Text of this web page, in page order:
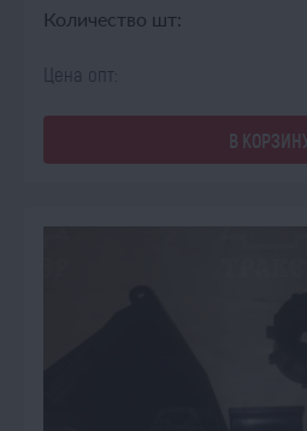
Количество шт:
Цена опт:
В